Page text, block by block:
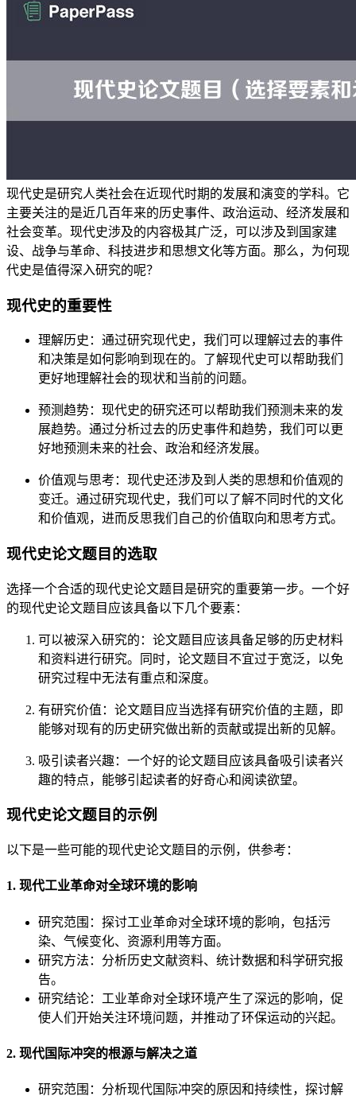
现代史是研究人类社会在近现代时期的发展和演变的学科。它
主要关注的是近几百年来的历史事件、政治运动、经济发展和
社会变革。现代史涉及的内容极其广泛，可以涉及到国家建
设、战争与革命、科技进步和思想文化等方面。那么，为何现
代史是值得深入研究的呢？
现代史的重要性
理解历史：通过研究现代史，我们可以理解过去的事件
和决策是如何影响到现在的。了解现代史可以帮助我们
更好地理解社会的现状和当前的问题。
预测趋势：现代史的研究还可以帮助我们预测未来的发
展趋势。通过分析过去的历史事件和趋势，我们可以更
好地预测未来的社会、政治和经济发展。
价值观与思考：现代史还涉及到人类的思想和价值观的
变迁。通过研究现代史，我们可以了解不同时代的文化
和价值观，进而反思我们自己的价值取向和思考方式。
现代史论文题目的选取
选择一个合适的现代史论文题目是研究的重要第一步。一个好
的现代史论文题目应该具备以下几个要素：
可以被深入研究的：论文题目应该具备足够的历史材料
和资料进行研究。同时，论文题目不宜过于宽泛，以免
研究过程中无法有重点和深度。
有研究价值：论文题目应当选择有研究价值的主题，即
能够对现有的历史研究做出新的贡献或提出新的见解。
吸引读者兴趣：一个好的论文题目应该具备吸引读者兴
趣的特点，能够引起读者的好奇心和阅读欲望。
现代史论文题目的示例
以下是一些可能的现代史论文题目的示例，供参考：
1. 现代工业革命对全球环境的影响
研究范围：探讨工业革命对全球环境的影响，包括污
染、气候变化、资源利用等方面。
研究方法：分析历史文献资料、统计数据和科学研究报
告。
研究结论：工业革命对全球环境产生了深远的影响，促
使人们开始关注环境问题，并推动了环保运动的兴起。
2. 现代国际冲突的根源与解决之道
研究范围：分析现代国际冲突的原因和持续性，探讨解